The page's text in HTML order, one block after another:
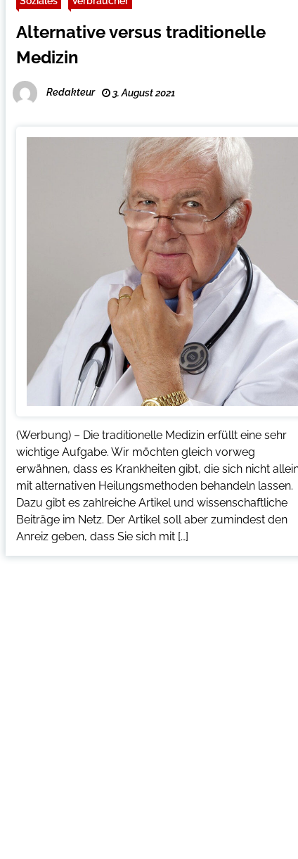
Alternative versus traditionelle
Medizin
Redakteur 3. August 2021
(Werbung) – Die traditionelle Medizin erfüllt eine sehr
wichtige Aufgabe. Wir möchten gleich vorweg
erwähnen, dass es Krankheiten gibt, die sich nicht
mit alternativen Heilungsmethoden behandeln lassen.
Dazu gibt es zahlreiche Artikel und wissenschaftliche
Beiträge im Netz. Der Artikel soll aber zumindest den
Anreiz geben, dass Sie sich mit […]